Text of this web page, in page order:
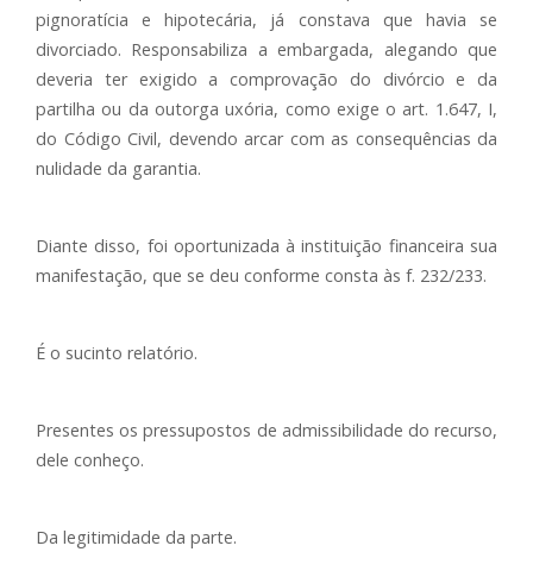
pignoratícia e hipotecária, já constava que havia se
divorciado. Responsabiliza a embargada, alegando que
deveria ter exigido a comprovação do divórcio e da
partilha ou da outorga uxória, como exige o art. 1.647, I,
do Código Civil, devendo arcar com as consequências da
nulidade da garantia.
Diante disso, foi oportunizada à instituição financeira sua
manifestação, que se deu conforme consta às f. 232/233.
É o sucinto relatório.
Presentes os pressupostos de admissibilidade do recurso,
dele conheço.
Da legitimidade da parte.